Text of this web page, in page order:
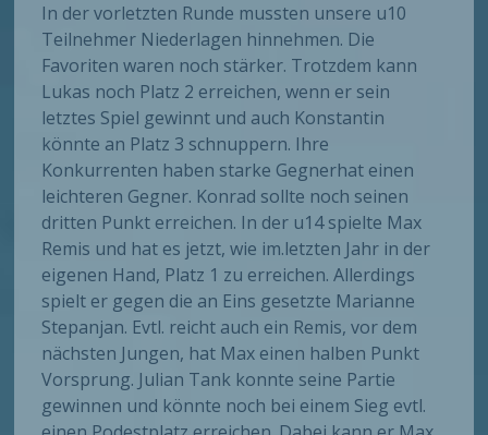
In der vorletzten Runde mussten unsere u10
Teilnehmer Niederlagen hinnehmen. Die
Favoriten waren noch stärker. Trotzdem kann
Lukas noch Platz 2 erreichen, wenn er sein
letztes Spiel gewinnt und auch Konstantin
könnte an Platz 3 schnuppern. Ihre
Konkurrenten haben starke Gegnerhat einen
leichteren Gegner. Konrad sollte noch seinen
dritten Punkt erreichen. In der u14 spielte Max
Remis und hat es jetzt, wie im.letzten Jahr in der
eigenen Hand, Platz 1 zu erreichen. Allerdings
spielt er gegen die an Eins gesetzte Marianne
Stepanjan. Evtl. reicht auch ein Remis, vor dem
nächsten Jungen, hat Max einen halben Punkt
Vorsprung. Julian Tank konnte seine Partie
gewinnen und könnte noch bei einem Sieg evtl.